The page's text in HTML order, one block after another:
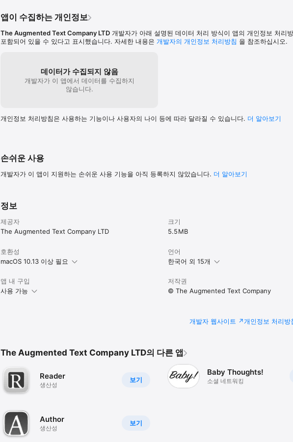
앱이 수집하는 개인정보
The Augmented Text Company LTD 개발자가 아래 설명된 데이터 처리 방식이 앱의 개인정보 처리
포함되어 있을 수 있다고 표시했습니다. 자세한 내용은 개발자의 개인정보 처리방침 을 참조하십시오.
데이터가 수집되지 않음
개발자가 이 앱에서 데이터를 수집하지
않습니다.
개인정보 처리방침은 사용하는 기능이나 사용자의 나이 등에 따라 달라질 수 있습니다. 더 알⁠아⁠보⁠기
손쉬운 사용
개발자가 이 앱이 지원하는 손쉬운 사용 기능을 아직 등록하지 않았습니다. 더 알아보기
정보
제공자
The Augmented Text Company LTD
크기
5.5 MB
호환성
macOS 10.13 이상 필요
언어
한국어 외 15개
앱 내 구입
사용 가능
저작권
© The Augmented Text Company
개발자 웹사이트 개인정보 처리방
The Augmented Text Company LTD의 다른 앱
보기
Reader
생산성
보기
Author
생산성
Baby Thoughts!
소셜 네트워킹